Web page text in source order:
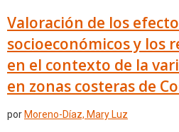
Valoración de los
socioeconómicos y los
en el contexto de la
en zonas costeras de
por Moreno-Díaz, Mary Luz